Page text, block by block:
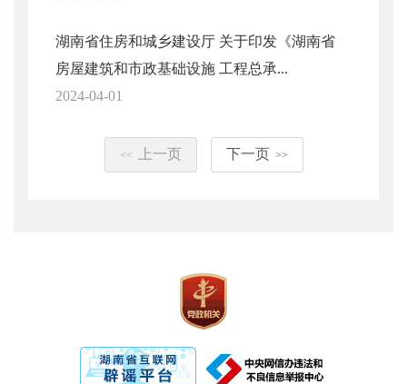
湖南省住房和城乡建设厅 关于印发《湖南省
房屋建筑和市政基础设施 工程总承...
2024-04-01
<< 上一页 下一页 >>